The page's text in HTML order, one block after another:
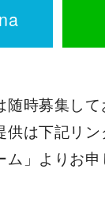
随時募集し
供は下記リ
ム」よりお申